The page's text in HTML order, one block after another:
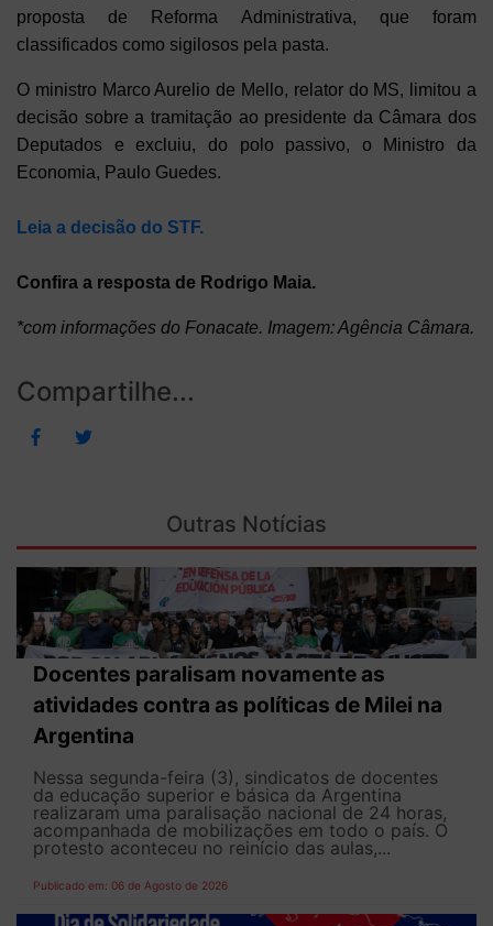
proposta de Reforma Administrativa, que foram
classificados como sigilosos pela pasta.
O ministro Marco Aurelio de Mello, relator do MS, limitou a
decisão sobre a tramitação ao presidente da Câmara dos
Deputados e excluiu, do polo passivo, o Ministro da
Economia, Paulo Guedes.
Leia a decisão do STF.
Confira a resposta de Rodrigo Maia.
*com informações do Fonacate. Imagem: Agência Câmara.
Compartilhe...
Outras Notícias
Docentes paralisam novamente as
atividades contra as políticas de Milei na
Argentina
Nessa segunda-feira (3), sindicatos de docentes
da educação superior e básica da Argentina
realizaram uma paralisação nacional de 24 horas,
acompanhada de mobilizações em todo o país. O
protesto aconteceu no reinício das aulas,...
Publicado em: 06 de Agosto de 2026